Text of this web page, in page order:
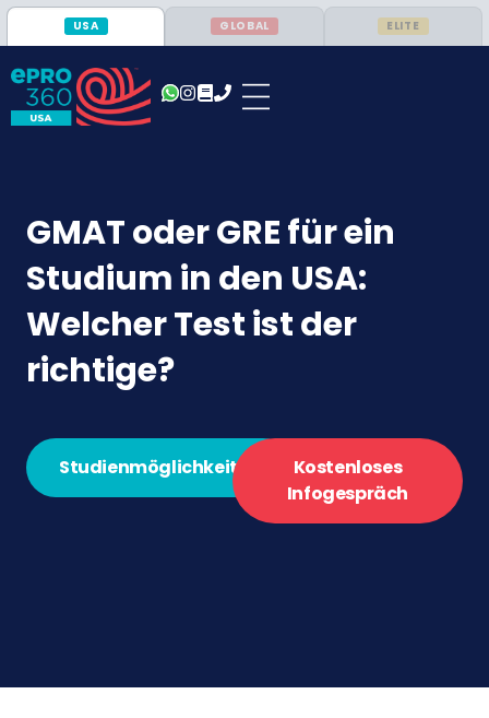
USA GLOBAL ELITE
GMAT oder GRE für ein
Studium in den USA:
Welcher Test ist der
richtige?
Studienmöglichkeiten
Kostenloses
Infogespräch